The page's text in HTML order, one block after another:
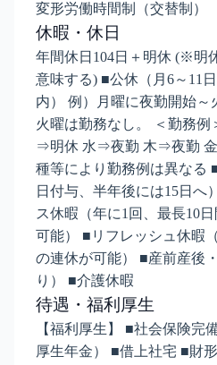
変形労働時間制（交替制）
休暇・休日
年間休日104日＋明休 (※明
意味する) ■公休（月6～11
内） 例）月曜に夜勤開始～
火曜は勤務なし。 ＜勤務
⇒明休 水⇒夜勤 木⇒夜勤
種等により勤務例は異なる
日付与、半年後には15日へ
ス休暇（年に1回、最長10
可能） ■リフレッシュ休暇
の連休が可能） ■産前産後
り） ■介護休暇
待遇・福利厚生
【福利厚生】 ■社会保険完
厚生年金） ■借上社宅 ■財